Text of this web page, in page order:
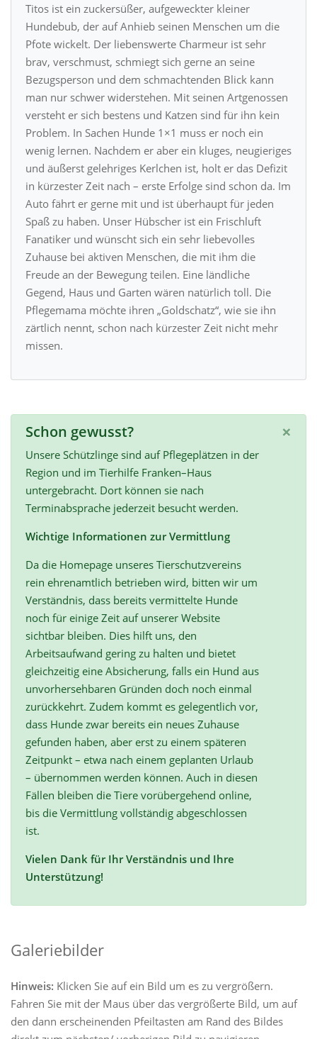
Titos ist ein zuckersüßer, aufgeweckter kleiner
Hundebub, der auf Anhieb seinen Menschen um die
Pfote wickelt. Der liebenswerte Charmeur ist sehr
brav, verschmust, schmiegt sich gerne an seine
Bezugsperson und dem schmachtenden Blick kann
man nur schwer widerstehen. Mit seinen Artgenossen
versteht er sich bestens und Katzen sind für ihn kein
Problem. In Sachen Hunde 1×1 muss er noch ein
wenig lernen. Nachdem er aber ein kluges, neugieriges
und äußerst gelehriges Kerlchen ist, holt er das Defizit
in kürzester Zeit nach – erste Erfolge sind schon da. Im
Auto fährt er gerne mit und ist überhaupt für jeden
Spaß zu haben. Unser Hübscher ist ein Frischluft
Fanatiker und wünscht sich ein sehr liebevolles
Zuhause bei aktiven Menschen, die mit ihm die
Freude an der Bewegung teilen. Eine ländliche
Gegend, Haus und Garten wären natürlich toll. Die
Pflegemama möchte ihren „Goldschatz“, wie sie ihn
zärtlich nennt, schon nach kürzester Zeit nicht mehr
missen.
×
Schon gewusst?
Unsere Schützlinge sind auf Pflegeplätzen in der
Region und im Tierhilfe Franken–Haus
untergebracht. Dort können sie nach
Terminabsprache jederzeit besucht werden.
Wichtige Informationen zur Vermittlung
Da die Homepage unseres Tierschutzvereins
rein ehrenamtlich betrieben wird, bitten wir um
Verständnis, dass bereits vermittelte Hunde
noch für einige Zeit auf unserer Website
sichtbar bleiben. Dies hilft uns, den
Arbeitsaufwand gering zu halten und bietet
gleichzeitig eine Absicherung, falls ein Hund aus
unvorhersehbaren Gründen doch noch einmal
zurückkehrt. Zudem kommt es gelegentlich vor,
dass Hunde zwar bereits ein neues Zuhause
gefunden haben, aber erst zu einem späteren
Zeitpunkt – etwa nach einem geplanten Urlaub
– übernommen werden können. Auch in diesen
Fällen bleiben die Tiere vorübergehend online,
bis die Vermittlung vollständig abgeschlossen
ist.
Vielen Dank für Ihr Verständnis und Ihre
Unterstützung!
Galeriebilder
Hinweis: Klicken Sie auf ein Bild um es zu vergrößern.
Fahren Sie mit der Maus über das vergrößerte Bild, um auf
den dann erscheinenden Pfeiltasten am Rand des Bildes